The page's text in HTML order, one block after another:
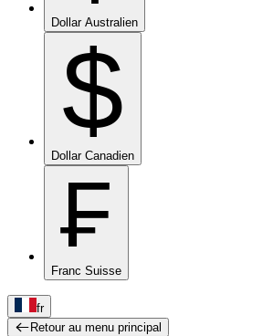
Dollar Australien
$
Dollar Canadien
₣
Franc Suisse
fr
Retour au menu principal